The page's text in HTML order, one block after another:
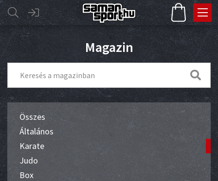
Magazin
Összes
Általános
Karate
Judo
Box